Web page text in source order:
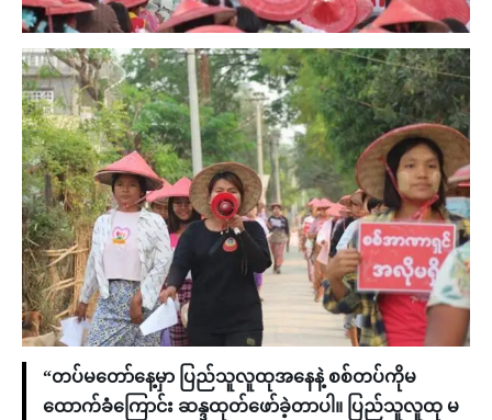
“တပ်မတော်နေ့မှာ ပြည်သူလူထုအနေနဲ့ စစ်တပ်ကိုမ
ထောက်ခံကြောင်း ဆန္ဒထုတ်ဖော်ခဲ့တာပါ။ ပြည်သူလူထု မ